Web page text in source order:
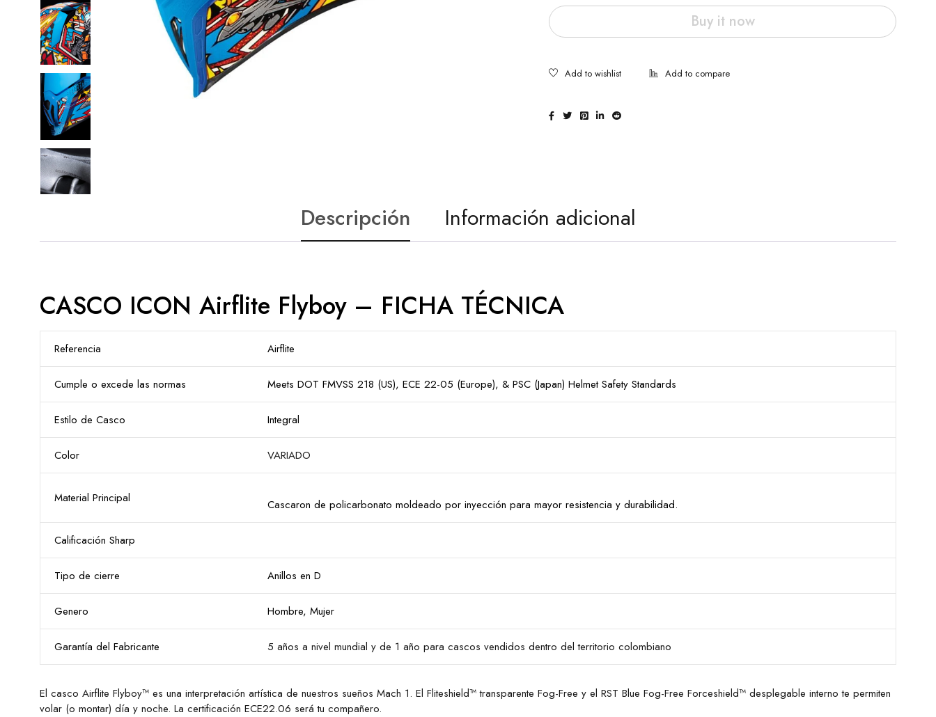
Buy it now
Descripción Información adicional
CASCO ICON Airflite Flyboy – FICHA TÉCNICA
Referencia Airflite
Cumple o excede las normas Meets DOT FMVSS 218 (US), ECE 22-05 (Europe), & PSC (Japan) Helmet Safety Standards
Estilo de Casco Integral
Color VARIADO
Material Principal Cascaron de policarbonato moldeado por inyección para mayor resistencia y durabilidad.
Calificación Sharp
Tipo de cierre Anillos en D
Genero Hombre, Mujer
Garantía del Fabricante 5 años a nivel mundial y de 1 año para cascos vendidos dentro del territorio colombiano
El casco Airflite Flyboy™ es una interpretación artística de nuestros sueños Mach 1. El Fliteshield™ transparente Fog-Free y el RST Blue Fog-Free Forceshield™ desplegable interno te permiten
volar (o montar) día y noche. La certificación ECE22.06 será tu compañero.